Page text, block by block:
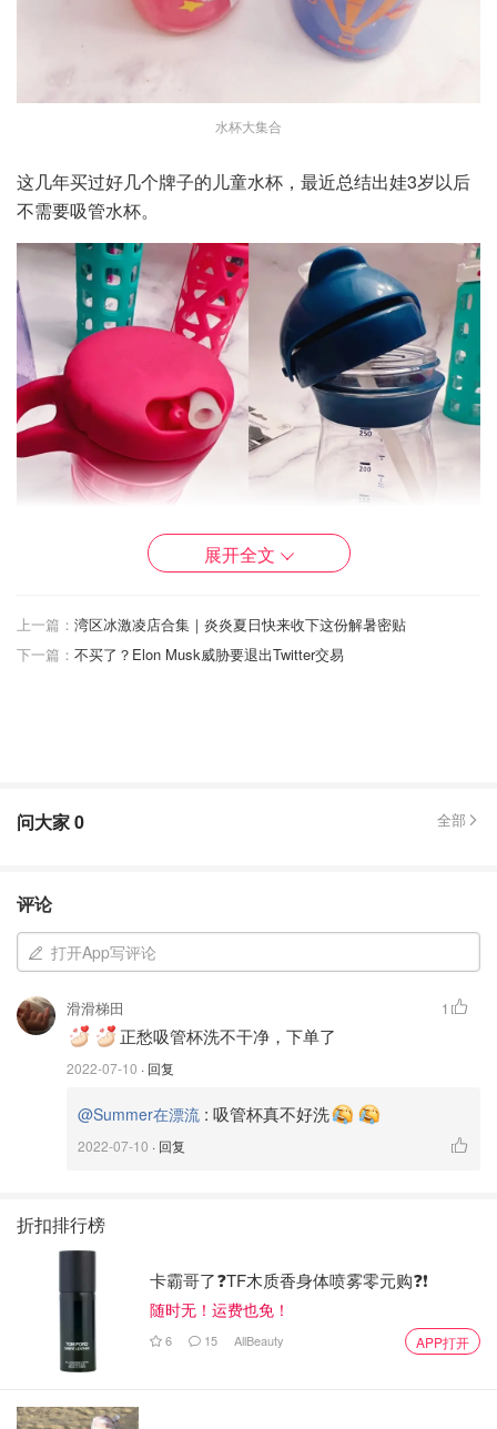
水杯大集合
这几年买过好几个牌子的儿童水杯，最近总结出娃3岁以后
不需要吸管水杯。
缺点：1⃣️吸管和杯盖连接处容易积满水垢，滋生细菌，必
须每次都把吸管拔出来认真洗
密封性不好，漏水
展开全文
上一篇： 湾区冰激凌店合集｜炎炎夏日快来收下这份解暑密贴
下一篇： 不买了？Elon Musk威胁要退出Twitter交易
问大家0 全部
评论
打开App写评论
滑滑梯田
正愁吸管杯洗不干净，下单了
2022-07-10 · 回复
1
@Summer在漂流 : 吸管杯真不好洗
2022-07-10 · 回复
折扣排行榜
卡霸哥了❓TF木质香身体喷雾零元购❓❗
随时无！运费也免！
6 15 AllBeauty APP打开